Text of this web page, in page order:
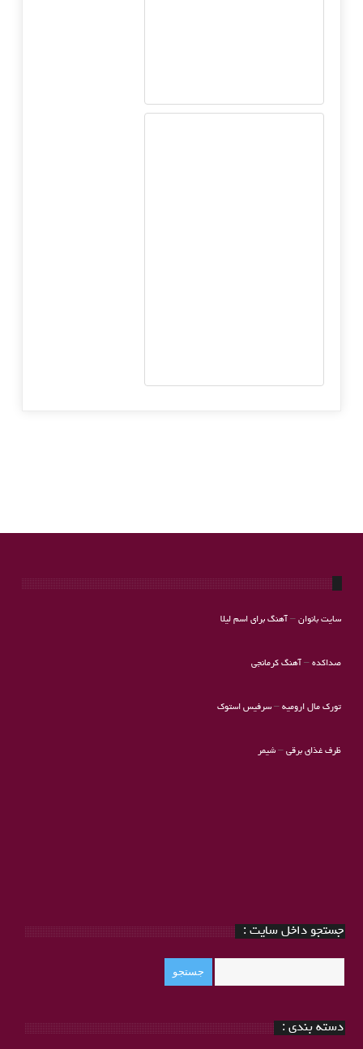
سایت بانوان– آهنگ برای اسم لیلا
صداکده– آهنگ کرمانجی
تورک مال ارومیه–سرفیس استوک
ظرف غذای برقی– شیمر
جستجو داخل سایت :
دسته بندی :